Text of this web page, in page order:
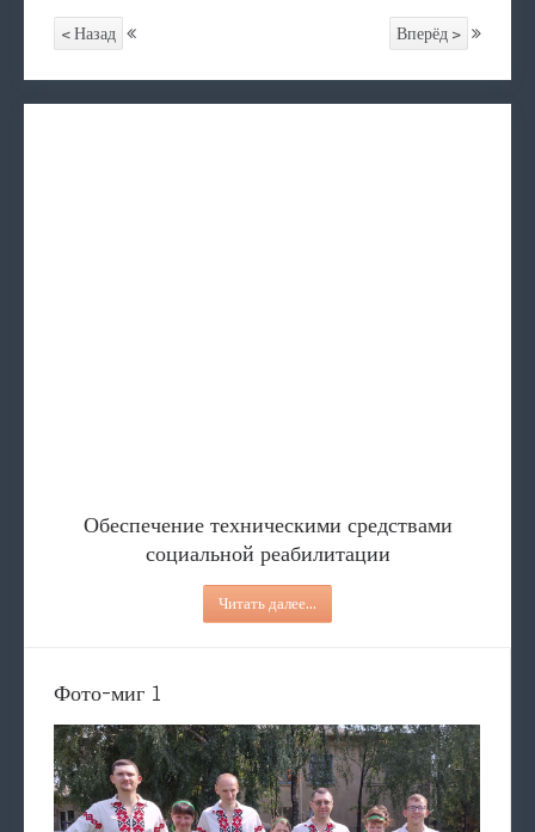
< Назад Вперёд >
Обеспечение техническими средствами
социальной реабилитации
Читать далее...
Фото-миг 1